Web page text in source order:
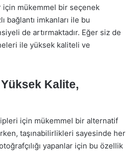
mükemmel bir seçenek
bağlantı imkanları ile bu
de artırmaktadır. Eğer siz de
ile yüksek kaliteli ve
Kalite,
için mükemmel bir alternatif
taşınabilirlikleri sayesinde her
yapanlar için bu özellik